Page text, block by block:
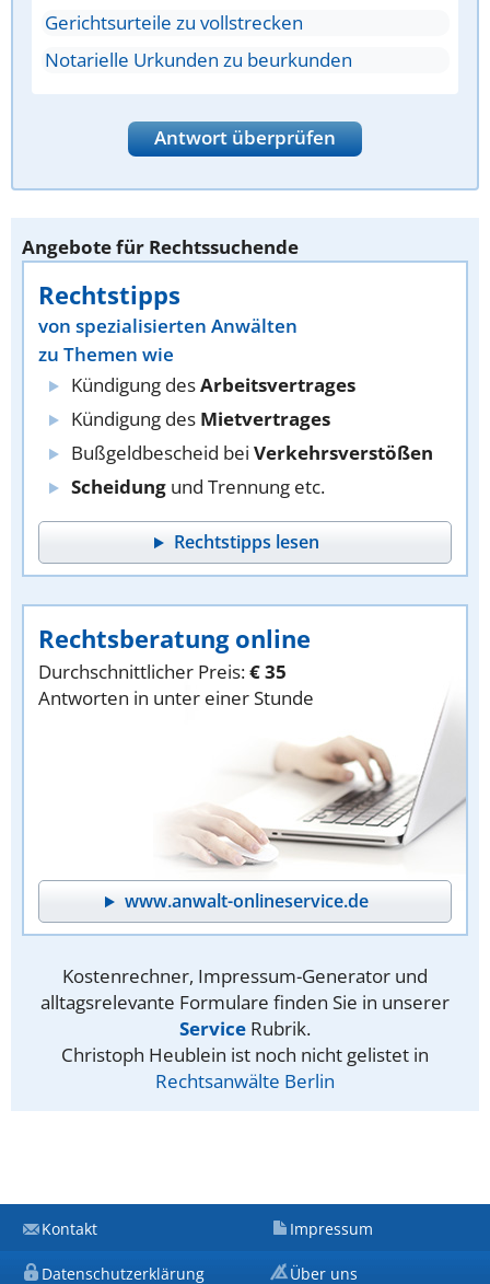
Gerichtsurteile zu vollstrecken
Notarielle Urkunden zu beurkunden
Antwort überprüfen
Angebote für Rechtssuchende
Rechtstipps
von spezialisierten Anwälten
zu Themen wie
Kündigung desArbeitsvertrages
Kündigung des Mietvertrages
Bußgeldbescheid bei Verkehrsverstößen
Scheidung und Trennung etc.
Rechtstipps lesen
Rechtsberatung online
Durchschnittlicher Preis:€ 35
Antworten in unter einer Stunde
www.anwalt-onlineservice.de
Kostenrechner, Impressum-Generator und
alltagsrelevante Formulare finden Sie in unserer
Service Rubrik.
Christoph Heublein ist noch nicht gelistet in
Rechtsanwälte Berlin
Kontakt Impressum
Datenschutzerklärung Über uns